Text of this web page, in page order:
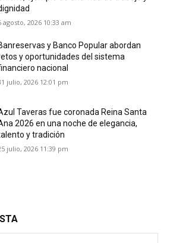
agosto, 2026 10:33 am
y Banco Popular abordan
y oportunidades del sistema
nacional
julio, 2026 12:01 pm
Taveras fue coronada Reina Santa
2026 en una noche de elegancia,
y tradición
julio, 2026 11:39 pm